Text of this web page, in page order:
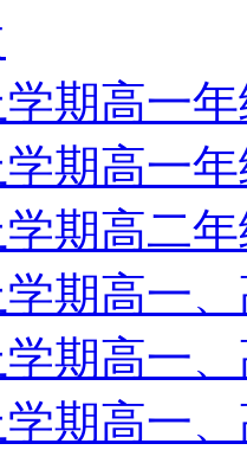
学期高一
学期高一
学期高二
学期高一
学期高一
学期高一